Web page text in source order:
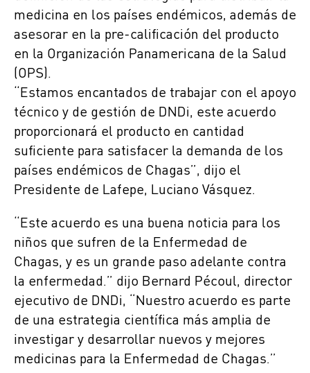
medicina en los países endémicos, además de
asesorar en la pre-calificación del producto
en la Organización Panamericana de la Salud
(OPS).
“Estamos encantados de trabajar con el apoyo
técnico y de gestión de DNDi, este acuerdo
proporcionará el producto en cantidad
suficiente para satisfacer la demanda de los
países endémicos de Chagas”, dijo el
Presidente de Lafepe, Luciano Vásquez.
“Este acuerdo es una buena noticia para los
niños que sufren de la Enfermedad de
Chagas, y es un grande paso adelante contra
la enfermedad.” dijo Bernard Pécoul, director
ejecutivo de DNDi, “Nuestro acuerdo es parte
de una estrategia científica más amplia de
investigar y desarrollar nuevos y mejores
medicinas para la Enfermedad de Chagas.”